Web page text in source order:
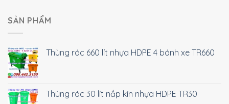
SẢN PHẨM
Thùng rác 660 lít nhựa HDPE 4 bánh xe TR660
Thùng rác 30 lít nắp kín nhựa HDPE TR30